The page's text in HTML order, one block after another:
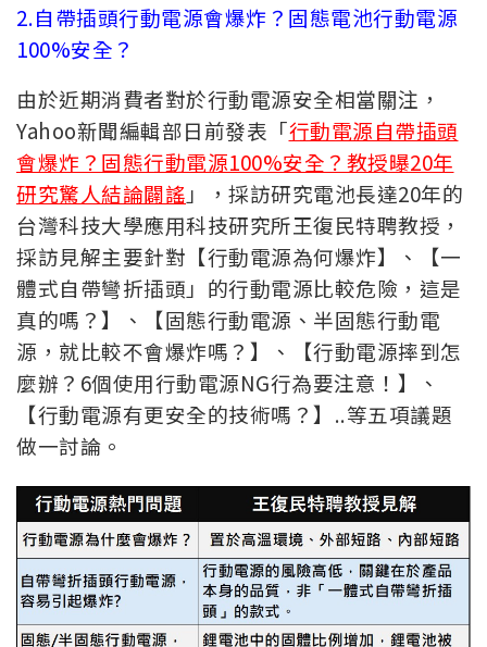
2.自帶插頭行動電源會爆炸？固態電池行動電源
100%安全？
由於近期消費者對於行動電源安全相當關注，
Yahoo新聞編輯部日前發表「行動電源自帶插頭
會爆炸？固態行動電源100%安全？教授曝20年
研究驚人結論闢謠 」，採訪研究電池長達20年的
台灣科技大學應用科技研究所王復民特聘教授，
採訪見解主要針對【行動電源為何爆炸】、【一
體式自帶彎折插頭」的行動電源比較危險，這是
真的嗎？】、【固態行動電源、半固態行動電
源，就比較不會爆炸嗎？】、【行動電源摔到怎
麼辦？6個使用行動電源NG行為要注意！】、
【行動電源有更安全的技術嗎？】..等五項議題
做一討論。